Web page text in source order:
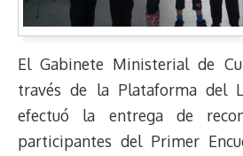
El Gabinete Ministerial de
través de la Plataforma del
efectuó la entrega de
participantes del Primer